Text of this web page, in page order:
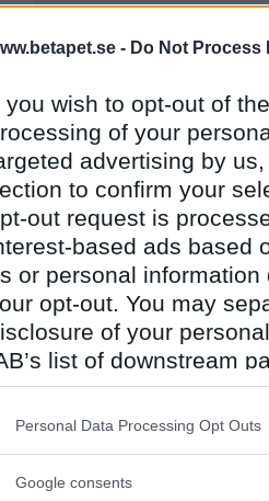
- Do Not Process
you wish to opt-out of
of your
advertising by
to confirm your
out request is
based ads based
or personal
opt-out. You may
of your
list of downstream
be disclosed by us
Downstream Participants
Please note that this
Personal Data Processing Opt Outs
Google consents
Snö ren
Por Ren